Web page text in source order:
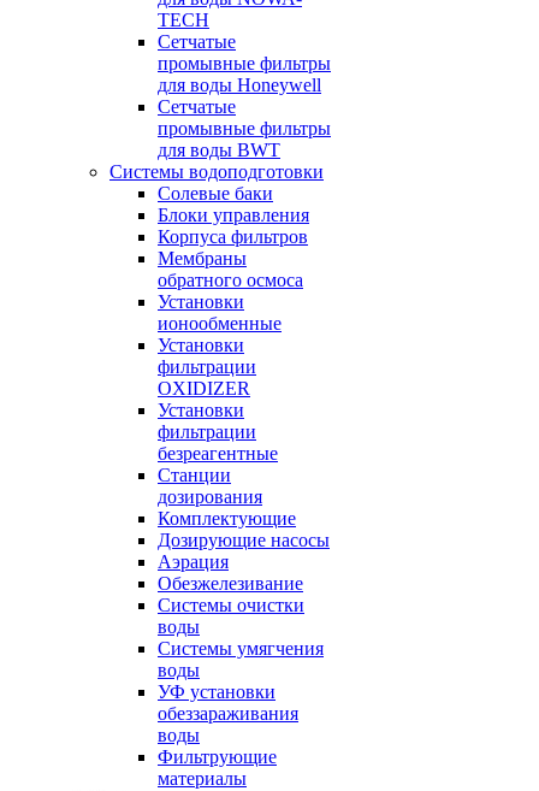
TECH
Сетчатые
промывные фильтры
для воды Honeywell
Сетчатые
промывные фильтры
для воды BWT
Системы водоподготовки
Солевые баки
Блоки управления
Корпуса фильтров
Мембраны
обратного осмоса
Установки
ионообменные
Установки
фильтрации
OXIDIZER
Установки
фильтрации
безреагентные
Станции
дозирования
Комплектующие
Дозирующие насосы
Аэрация
Обезжелезивание
Системы очистки
воды
Системы умягчения
воды
УФ установки
обеззараживания
воды
Фильтрующие
материалы